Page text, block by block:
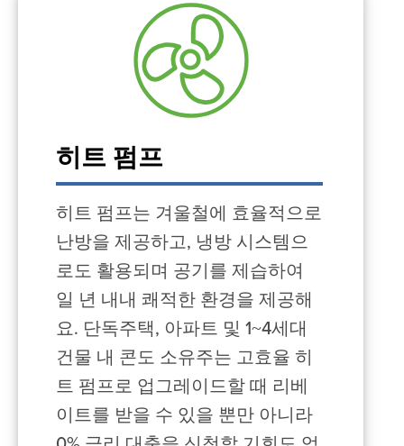
히트 펌프
히트 펌프는 겨울철에 효율적으로
난방을 제공하고, 냉방 시스템으
로도 활용되며 공기를 제습하여
일 년 내내 쾌적한 환경을 제공해
요. 단독주택, 아파트 및 1~4세대
건물 내 콘도 소유주는 고효율 히
트 펌프로 업그레이드할 때 리베
이트를 받을 수 있을 뿐만 아니라